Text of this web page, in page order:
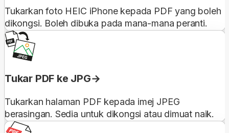
Tukarkan foto HEIC iPhone kepada PDF yang boleh
dikongsi. Boleh dibuka pada mana-mana peranti.
Tukar PDF ke JPG
Tukarkan halaman PDF kepada imej JPEG
berasingan. Sedia untuk dikongsi atau dimuat naik.